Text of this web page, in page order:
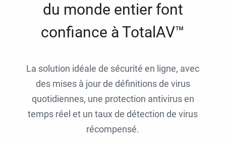
du monde entier font
confiance à TotalAV™
La solution idéale de sécurité en ligne, avec
des mises à jour de définitions de virus
quotidiennes, une protection antivirus en
temps réel et un taux de détection de virus
récompensé.